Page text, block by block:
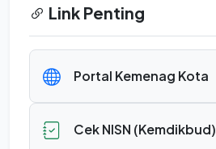
Link Penting
Portal Kemenag Kota
Cek NISN (Kemdikbud)